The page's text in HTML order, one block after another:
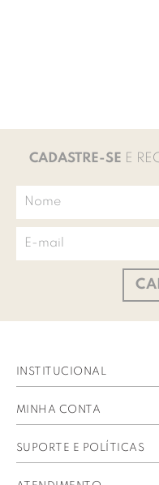
CADASTRE-SE E
INSTITUCIONAL
Quem Somos
MINHA CONTA
Meus Dados
SUPORTE E POLÍTICAS